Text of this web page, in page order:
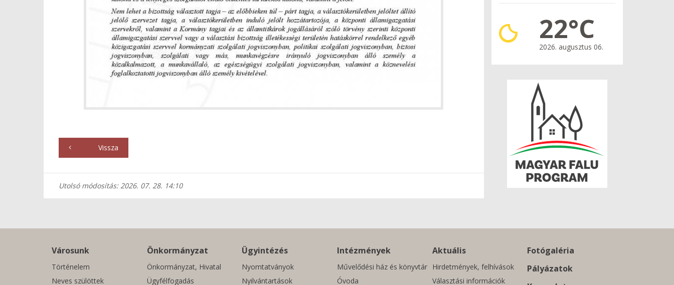
Vissza
Utolsó módosítás: 2026. 07. 28. 14:10
22°C
2026. augusztus 06.
Városunk
Történelem
Neves szülöttek
Önkormányzat
Önkormányzat, Hivatal
Ügyfélfogadás
Ügyintézés
Nyomtatványok
Nyilvántartások
Intézmények
Művelődési ház és könyvtár
Óvoda
Aktuális
Hirdetmények, felhívások
Választási információk
Fotógaléria
Pályázatok